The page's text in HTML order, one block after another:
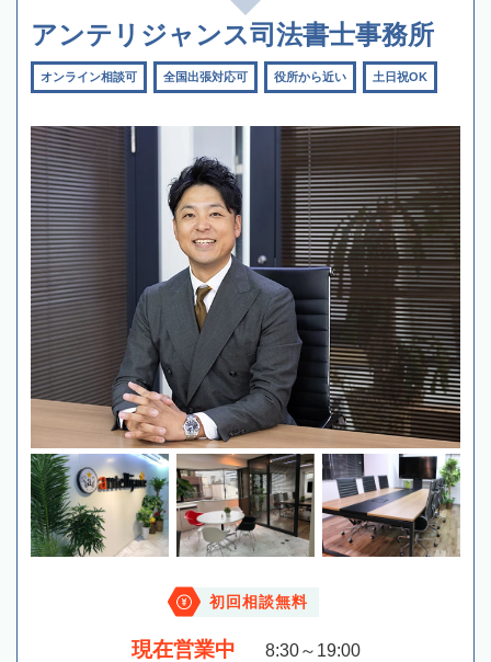
アンテリジャンス司法書士事務所
オンライン相談可 全国出張対応可 役所から近い 土日祝OK
初回相談無料
現在営業中 8:30～19:00